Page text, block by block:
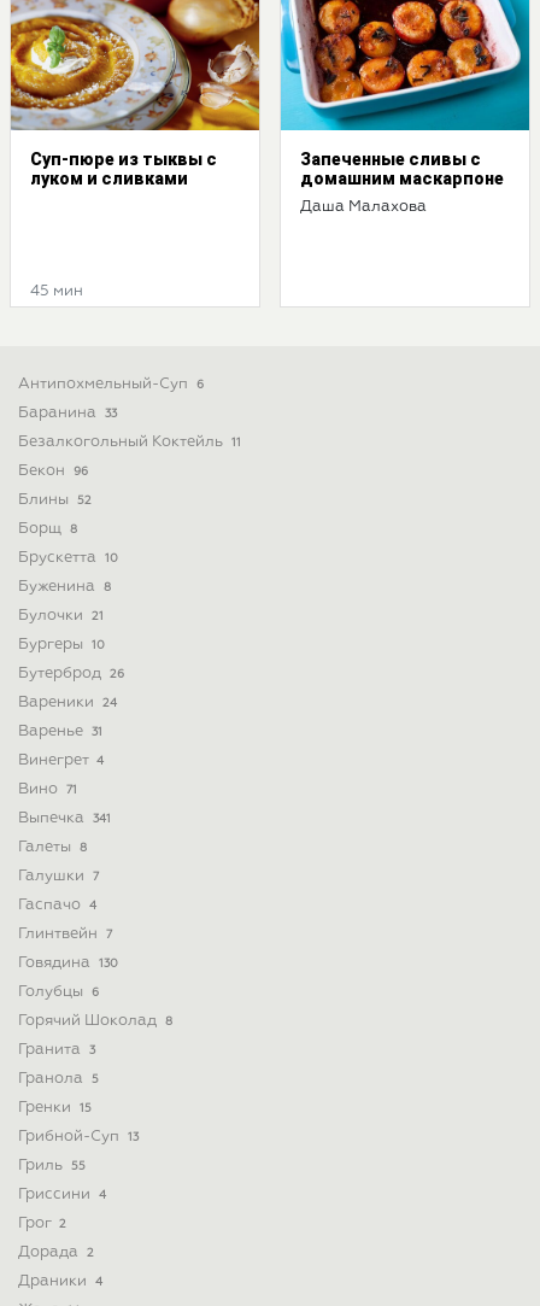
Суп-пюре из тыквы с
луком и сливками
45 мин
Запеченные сливы с
домашним маскарпоне
Даша Малахова
Антипохмельный-Суп 6
Баранина 33
Безалкогольный Коктейль 11
Бекон 96
Блины 52
Борщ 8
Брускетта 10
Буженина 8
Булочки 21
Бургеры 10
Бутерброд 26
Вареники 24
Варенье 31
Винегрет 4
Вино 71
Выпечка 341
Галеты 8
Галушки 7
Гаспачо 4
Глинтвейн 7
Говядина 130
Голубцы 6
Горячий Шоколад 8
Гранита 3
Гранола 5
Гренки 15
Грибной-Суп 13
Гриль 55
Гриссини 4
Грог 2
Дорада 2
Драники 4